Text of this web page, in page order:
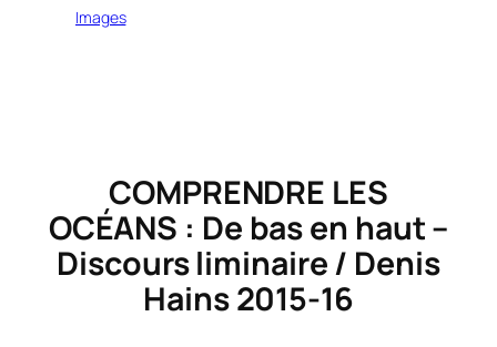
Images
COMPRENDRE LES
OCÉANS : De bas en haut –
Discours liminaire / Denis
Hains 2015-16